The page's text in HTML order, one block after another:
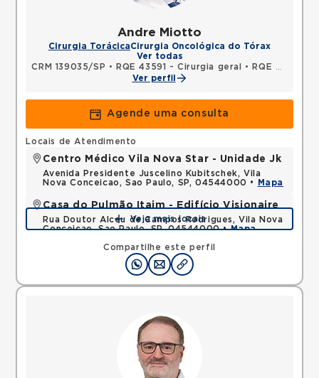
Andre Miotto
Cirurgia TorácicaCirurgia Oncológica do Tórax
Ver todas
CRM 139035/SP • RQE 43591 - Cirurgia geral •
RQE 58276 - Cirurgia torácica
Ver perfil
Agende uma consulta
Compartilhe este perfil
Locais de Atendimento
Centro Médico Vila Nova Star - Unidade Jk
Avenida Presidente Juscelino Kubitschek, Vila
Nova Conceicao, Sao Paulo, SP, 04544000 •
Mapa
Casa do Pulmão Itaim - Edifício Visionaire
Rua Doutor Alceu de Campos Rodrigues, Vila Nova
Conceicao, Sao Paulo, SP, 04544000 •Mapa
Veja mais locais